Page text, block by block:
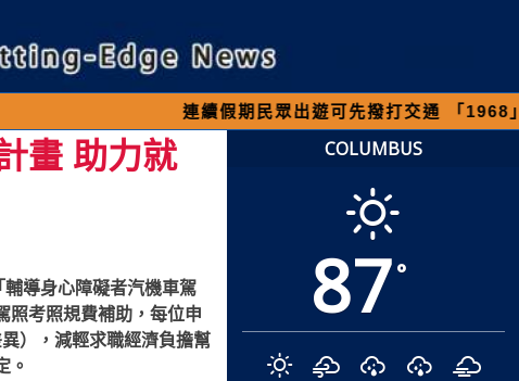
連續假期民眾出遊可先撥打交通 「1968」客服專
畫 助力就
導身心障礙者汽機車駕
照考照規費補助，每位申
），減輕求職經濟負擔幫
。
COLUMBUS
87°